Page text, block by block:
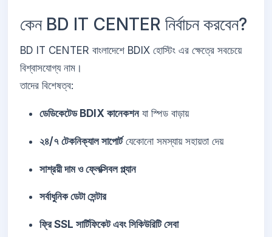
কেন BD IT CENTER নির্বাচন করবেন?
BD IT CENTER বাংলাদেশে BDIX হোস্টিং এর ক্ষেত্রে সবচেয়ে
বিশ্বাসযোগ্য নাম।
তাদের বিশেষত্ব:
ডেডিকেটেড BDIX কানেকশনযা স্পিড বাড়ায়
২৪/৭ টেকনিক্যাল সাপোর্টযেকোনো সমস্যায় সহায়তা দেয়
সাশ্রয়ী দাম ও ফ্লেক্সিবল প্ল্যান
সর্বাধুনিক ডেটা সেন্টার
ফ্রি SSL সার্টিফিকেট এবং সিকিউরিটি সেবা